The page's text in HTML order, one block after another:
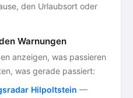
den Urlaubsort oder
Warnungen
anzeigen, was passieren
was gerade passiert:
Hilpoltstein —